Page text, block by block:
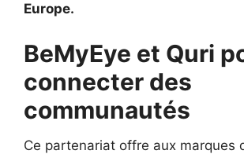
Europe.
BeMyEye et Quri
connecter des
communautés
Ce partenariat offre aux marques